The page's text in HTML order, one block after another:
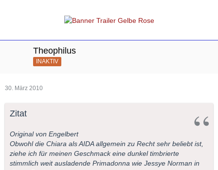
Theophilus
INAKTIV
30. März 2010
Zitat
Original von Engelbert
Obwohl die Chiara als AIDA allgemein zu Recht sehr beliebt ist,
ziehe ich für meinen Geschmack eine dunkel timbrierte
stimmlich weit ausladende Primadonna wie Jessye Norman in